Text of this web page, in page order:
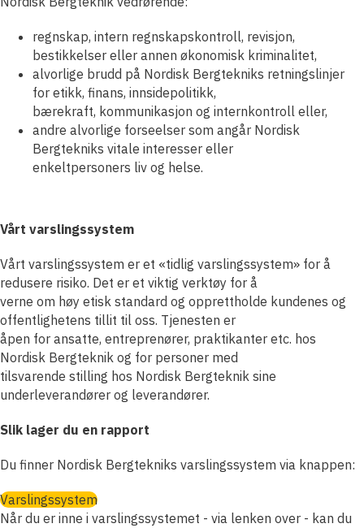
regnskap, intern regnskapskontroll, revisjon,
bestikkelser eller annen økonomisk kriminalitet,
alvorlige brudd på Nordisk Bergtekniks retningslinjer
for etikk, finans, innsidepolitikk,
bærekraft, kommunikasjon og internkontroll eller,
andre alvorlige forseelser som angår Nordisk
Bergtekniks vitale interesser eller
enkeltpersoners liv og helse.
Vårt varslingssystem
Vårt varslingssystem er et «tidlig varslingssystem» for å
redusere risiko. Det er et viktig verktøy for å
verne om høy etisk standard og opprettholde kundenes og
offentlighetens tillit til oss. Tjenesten er
åpen for ansatte, entreprenører, praktikanter etc. hos
Nordisk Bergteknik og for personer med
tilsvarende stilling hos Nordisk Bergteknik sine
underleverandører og leverandører.
Slik lager du en rapport
Du finner Nordisk Bergtekniks varslingssystem via knappen:
Varslingssystem
Når du er inne i varslingssystemet - via lenken over - kan du